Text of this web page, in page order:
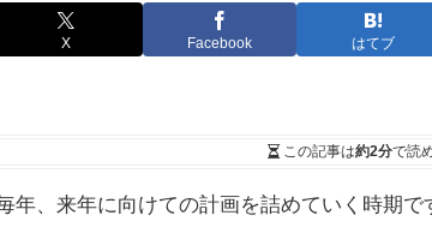
X Facebook はてブ
この記事は約2分で読
年、来年に向けての計画を詰めていく時期で